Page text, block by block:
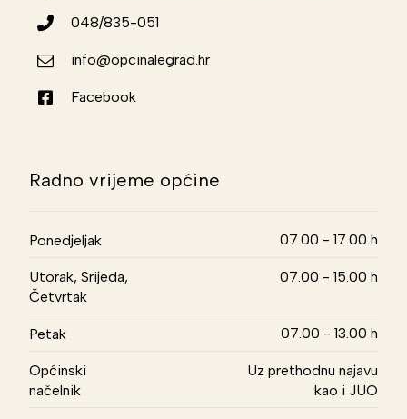
048/835-051
info@opcinalegrad.hr
Facebook
Radno vrijeme općine
Ponedjeljak 07.00 - 17.00 h
Utorak, Srijeda,
Četvrtak
07.00 - 15.00 h
Petak 07.00 - 13.00 h
Općinski
načelnik
Uz prethodnu najavu
kao i JUO